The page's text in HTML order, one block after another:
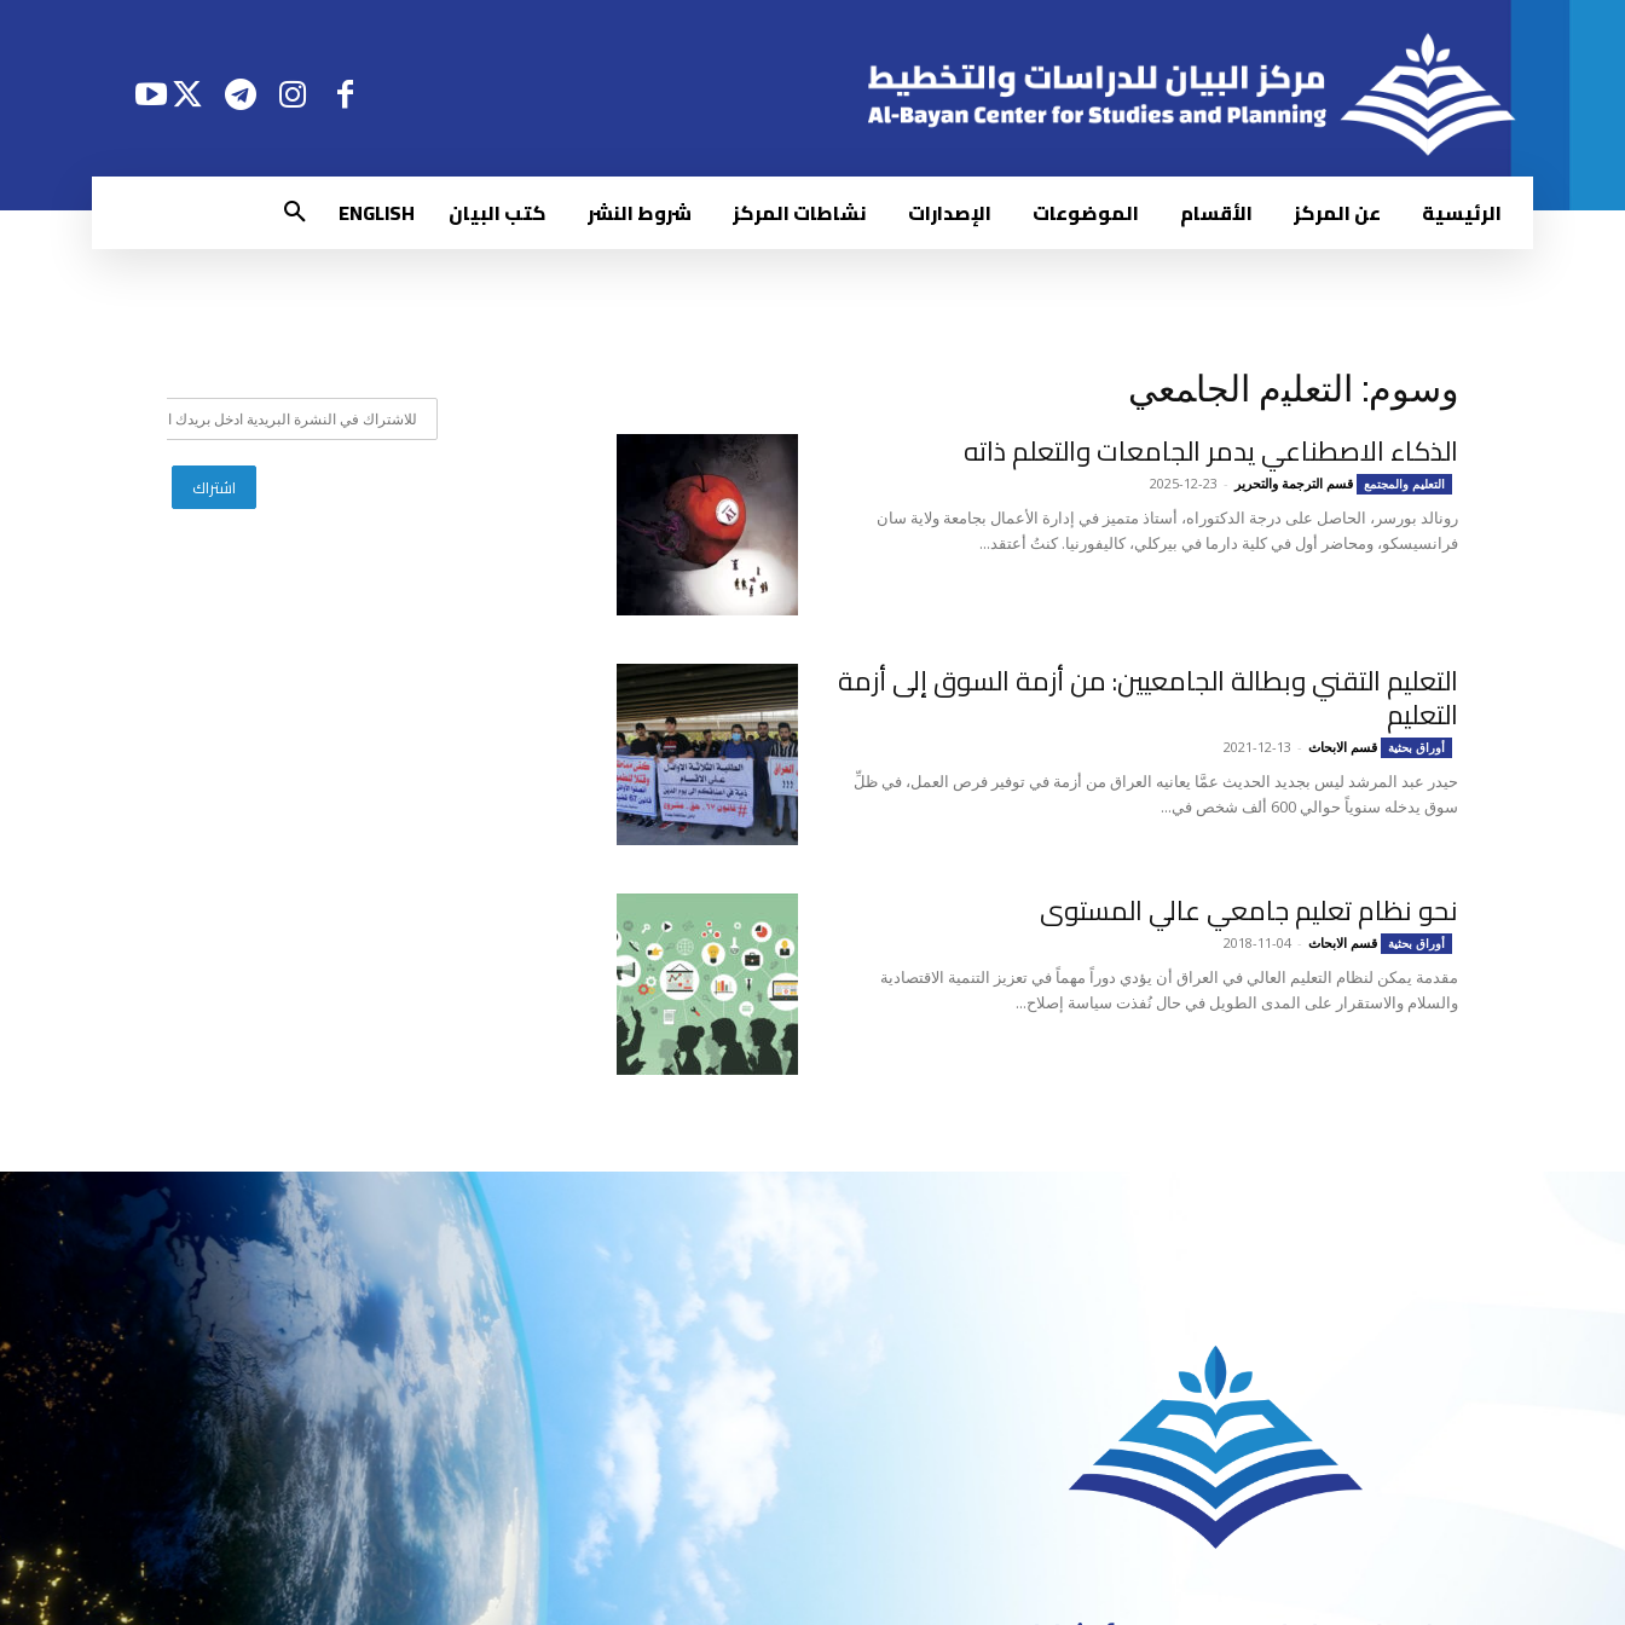
الرئيسية عن المركز الأقسام الموضوعات الإصدارات نشاطات المركز شروط النشر كتب البيان ENGLISH
وسوم: اﻟﺘﻌﻠﻴم اﻟﺠﺎﻤﻌﻲ
الذكاء الاصطناعي يدمر الجامعات والتعلم ذاته
التعليم والمجتمع قسم الترجمة والتحرير -
2025-12-23
رونالد بورسر، الحاصل على درجة الدكتوراه، أستاذ متميز في إدارة الأعمال بجامعة ولاية سان
فرانسيسكو، ومحاضر أول في كلية دارما في بيركلي، كاليفورنيا. كنتُ أعتقد...
التعليم التقني وبطالة الجامعيين: من أزمة السوق إلى أزمة
التعليم
أوراق بحثية قسم الابحاث -
2021-12-13
حيدر عبد المرشد ليس بجديد الحديث عمَّا يعانيه العراق من أزمة في توفير فرص العمل، في ظلِّ
سوق يدخله سنوياً حوالي 600 ألف شخص في...
نحو نظام تعليم جامعي عالي المستوى
أوراق بحثية قسم الابحاث -
2018-11-04
مقدمة يمكن لنظام التعليم العالي في العراق أن يؤدي دوراً مهماً في تعزيز التنمية الاقتصادية
والسلام والاستقرار على المدى الطويل في حال نُفذت سياسة إصلاح...